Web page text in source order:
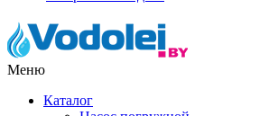
Меню
Каталог